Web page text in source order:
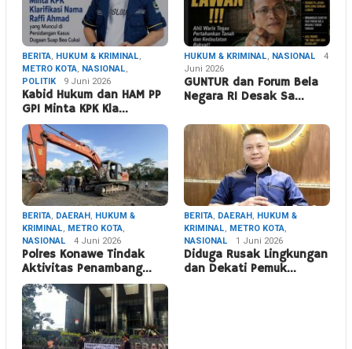
BERITA, HUKUM & KRIMINAL,
METRO KOTA, NASIONAL,
POLITIK
9 Juni 2026
Kabid Hukum dan HAM PP
GPI Minta KPK Kla…
HUKUM & KRIMINAL, NASIONAL
4
Juni 2026
GUNTUR dan Forum Bela
Negara RI Desak Sa…
BERITA, DAERAH, HUKUM &
KRIMINAL, METRO KOTA,
NASIONAL
4 Juni 2026
Polres Konawe Tindak
Aktivitas Penambang…
BERITA, DAERAH, HUKUM &
KRIMINAL, METRO KOTA,
NASIONAL
1 Juni 2026
Diduga Rusak Lingkungan
dan Dekati Pemuk…